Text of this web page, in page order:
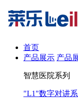
首页
产品展示 产品
智慧医院系列
"L1"数字对讲